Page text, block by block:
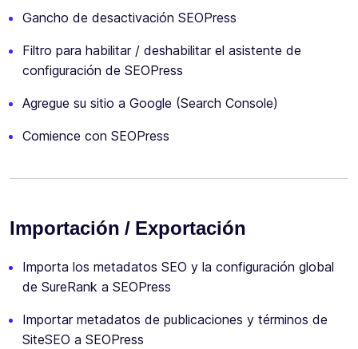
Gancho de desactivación SEOPress
Filtro para habilitar / deshabilitar el asistente de
configuración de SEOPress
Agregue su sitio a Google (Search Console)
Comience con SEOPress
Importación / Exportación
Importa los metadatos SEO y la configuración global
de SureRank a SEOPress
Importar metadatos de publicaciones y términos de
SiteSEO a SEOPress